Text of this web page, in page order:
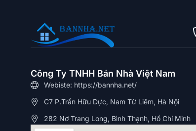
Công Ty TNHH Bán Nhà Việt Nam
Webiste: https://bannha.net/
C7 P.Trần Hữu Dực, Nam Từ Liêm, Hà Nội
282 Nơ Trang Long, Bình Thạnh, Hồ Chí Minh